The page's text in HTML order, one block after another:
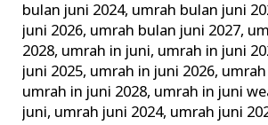
bulan juni 2024, umrah bulan juni
juni 2026, umrah bulan juni 2027,
2028, umrah in juni, umrah in juni
juni 2025, umrah in juni 2026,
umrah in juni 2028, umrah in juni
juni, umrah juni 2024, umrah juni